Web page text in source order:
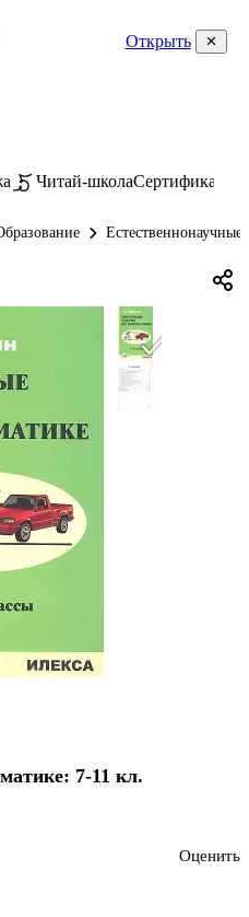
Открыть
Читай-школаСертификаты
Естественнонаучные
7-11 кл.
Оценить